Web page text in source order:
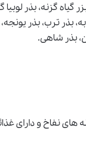
گیاه گزنه، بذر لوبیا
بذر ترب، بذر
بذر شاهی.
های نفاخ و دارای